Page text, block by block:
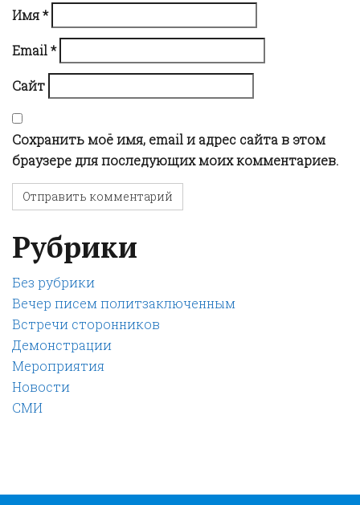
i
o
n
Имя*
Email*
Сайт
Сохранить моё имя, email и адрес сайта в этом
браузере для последующих моих комментариев.
Рубрики
Без рубрики
Вечер писем политзаключенным
Встречи сторонников
Демонстрации
Мероприятия
Новости
СМИ